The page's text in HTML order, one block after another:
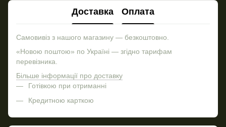
Доставка Оплата
Самовивіз з нашого магазину — безкоштовно.
«Новою поштою» по Україні — згідно тарифам
перевізника.
Більше інформації про доставку
Готівкою при отриманні
Кредитною карткою